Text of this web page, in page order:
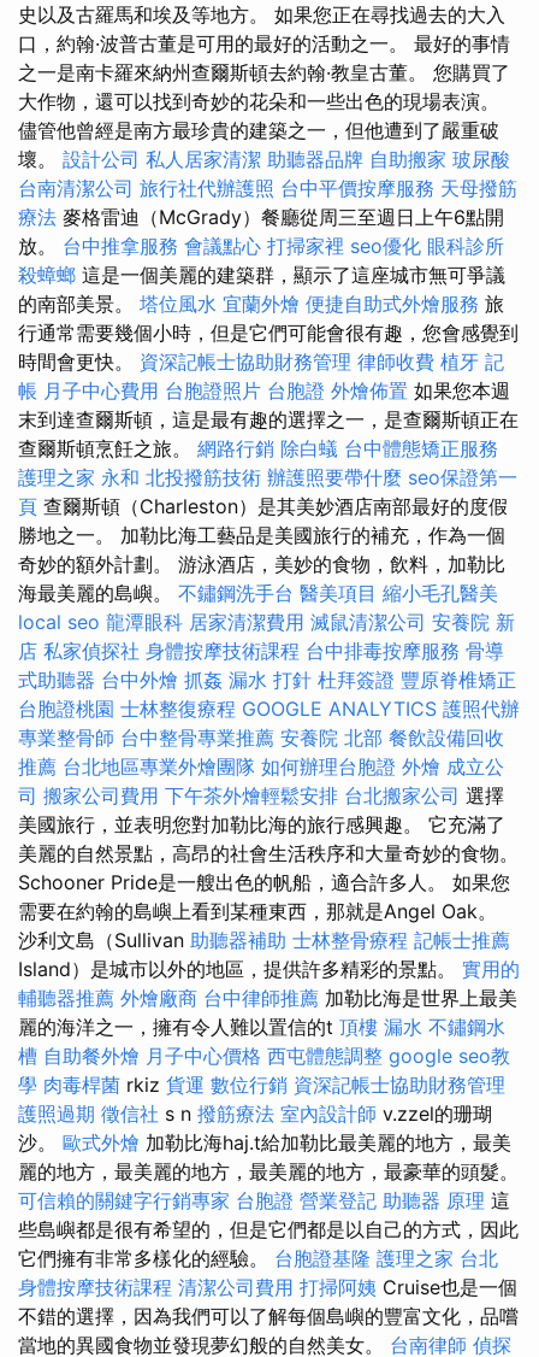
史以及古羅馬和埃及等地方。 如果您正在尋找過去的大入
口，約翰·波普古董是可用的最好的活動之一。 最好的事情
之一是南卡羅來納州查爾斯頓去約翰·教皇古董。 您購買了
大作物，還可以找到奇妙的花朵和一些出色的現場表演。
儘管他曾經是南方最珍貴的建築之一，但他遭到了嚴重破
壞。 設計公司 私人居家清潔 助聽器品牌 自助搬家 玻尿酸
台南清潔公司 旅行社代辦護照 台中平價按摩服務 天母撥筋
療法 麥格雷迪（McGrady）餐廳從周三至週日上午6點開
放。 台中推拿服務 會議點心 打掃家裡 seo優化 眼科診所
殺蟑螂 這是一個美麗的建築群，顯示了這座城市無可爭議
的南部美景。 塔位風水 宜蘭外燴 便捷自助式外燴服務 旅
行通常需要幾個小時，但是它們可能會很有趣，您會感覺到
時間會更快。 資深記帳士協助財務管理 律師收費 植牙 記
帳 月子中心費用 台胞證照片 台胞證 外燴佈置 如果您本週
末到達查爾斯頓，這是最有趣的選擇之一，是查爾斯頓正在
查爾斯頓烹飪之旅。 網路行銷 除白蟻 台中體態矯正服務
護理之家 永和 北投撥筋技術 辦護照要帶什麼 seo保證第一
頁 查爾斯頓（Charleston）是其美妙酒店南部最好的度假
勝地之一。 加勒比海工藝品是美國旅行的補充，作為一個
奇妙的額外計劃。 游泳酒店，美妙的食物，飲料，加勒比
海最美麗的島嶼。 不鏽鋼洗手台 醫美項目 縮小毛孔醫美
local seo 龍潭眼科 居家清潔費用 滅鼠清潔公司 安養院 新
店 私家偵探社 身體按摩技術課程 台中排毒按摩服務 骨導
式助聽器 台中外燴 抓姦 漏水 打針 杜拜簽證 豐原脊椎矯正
台胞證桃園 士林整復療程 GOOGLE ANALYTICS 護照代辦
專業整骨師 台中整骨專業推薦 安養院 北部 餐飲設備回收
推薦 台北地區專業外燴團隊 如何辦理台胞證 外燴 成立公
司 搬家公司費用 下午茶外燴輕鬆安排 台北搬家公司 選擇
美國旅行，並表明您對加勒比海的旅行感興趣。 它充滿了
美麗的自然景點，高昂的社會生活秩序和大量奇妙的食物。
Schooner Pride是一艘出色的帆船，適合許多人。 如果您
需要在約翰的島嶼上看到某種東西，那就是Angel Oak。
沙利文島（Sullivan 助聽器補助 士林整骨療程 記帳士推薦
Island）是城市以外的地區，提供許多精彩的景點。 實用的
輔聽器推薦 外燴廠商 台中律師推薦 加勒比海是世界上最美
麗的海洋之一，擁有令人難以置信的t 頂樓 漏水 不鏽鋼水
槽 自助餐外燴 月子中心價格 西屯體態調整 google seo教
學 肉毒桿菌 rkiz 貨運 數位行銷 資深記帳士協助財務管理
護照過期 徵信社 s n 撥筋療法 室內設計師 v.zzel的珊瑚
沙。 歐式外燴 加勒比海haj.t給加勒比最美麗的地方，最美
麗的地方，最美麗的地方，最美麗的地方，最豪華的頭髮。
可信賴的關鍵字行銷專家 台胞證 營業登記 助聽器 原理 這
些島嶼都是很有希望的，但是它們都是以自己的方式，因此
它們擁有非常多樣化的經驗。 台胞證基隆 護理之家 台北
身體按摩技術課程 清潔公司費用 打掃阿姨 Cruise也是一個
不錯的選擇，因為我們可以了解每個島嶼的豐富文化，品嚐
當地的異國食物並發現夢幻般的自然美女。 台南律師 偵探